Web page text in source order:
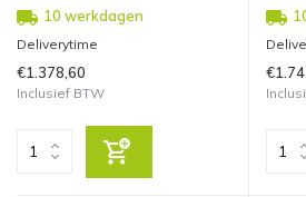
10 werkdagen
Deliverytime
€1.378,60
Inclusief BTW